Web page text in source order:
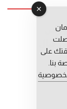
قبال
على
بنا.